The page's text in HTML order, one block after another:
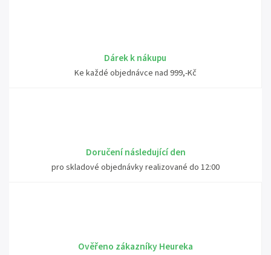
Dárek k nákupu
Ke každé objednávce nad 999,-Kč
Doručení následující den
pro skladové objednávky realizované do 12:00
Ověřeno zákazníky Heureka